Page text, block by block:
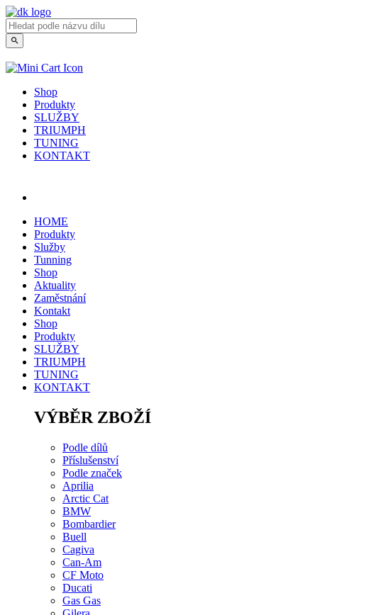
Shop
Produkty
SLUŽBY
TRIUMPH
TUNING
KONTAKT
HOME
Produkty
Služby
Tunning
Shop
Aktuality
Zaměstnání
Kontakt
Shop
Produkty
SLUŽBY
TRIUMPH
TUNING
KONTAKT
VÝBĚR ZBOŽÍ
Podle dílů
Příslušenství
Podle značek
Aprilia
Arctic Cat
BMW
Bombardier
Buell
Cagiva
Can-Am
CF Moto
Ducati
Gas Gas